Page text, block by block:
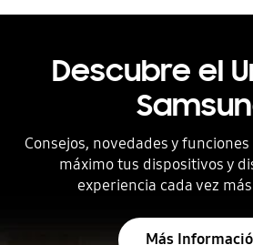
Descubre el
Consejos, novedades y
máximo tus dispositivos y
experiencia cada vez
Más